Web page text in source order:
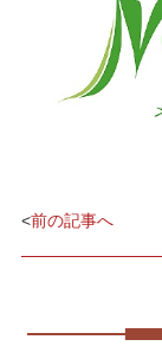
<前の記事へ